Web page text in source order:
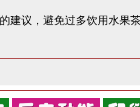
建议，避免过多饮用水果